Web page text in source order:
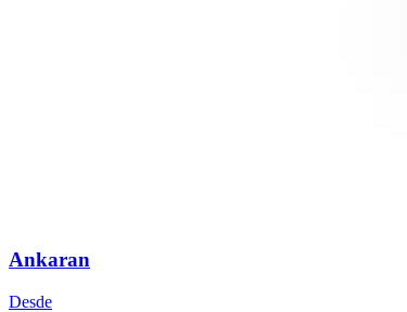
Ankaran
Desde